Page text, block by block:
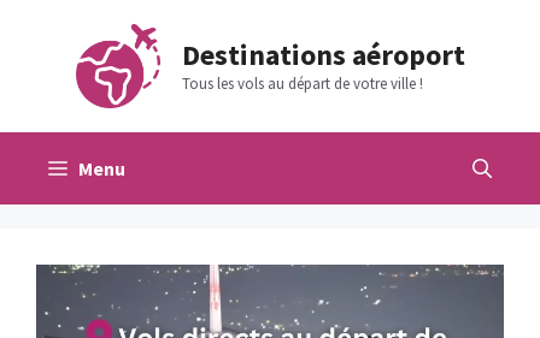
contenu
Destinations aéroport
Tous les vols au départ de votre ville !
Menu